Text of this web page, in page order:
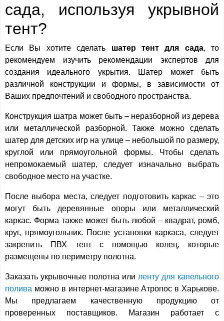
сада, используя укрывной
тент?
Если Вы хотите сделать шатер тент для сада, то
рекомендуем изучить рекомендации экспертов для
создания идеального укрытия. Шатер может быть
различной конструкции и формы, в зависимости от
Ваших предпочтений и свободного пространства.
Конструкция шатра может быть – неразборной из дерева
или металлической разборной. Также можно сделать
шатер для детских игр на улице – небольшой по размеру,
круглой или прямоугольной формы. Чтобы сделать
непромокаемый шатер, следует изначально выбрать
свободное место на участке.
После выбора места, следует подготовить каркас – это
могут быть деревянные опоры или металлический
каркас. Форма также может быть любой – квадрат, ромб,
круг, прямоугольник. После установки каркаса, следует
закрепить ПВХ тент с помощью колец, которые
размещены по периметру полотна.
Заказать укрывочные полотна или ленту для капельного
полива можно в интернет-магазине Атропос в Харькове.
Мы предлагаем качественную продукцию от
проверенных поставщиков. Магазин работает с